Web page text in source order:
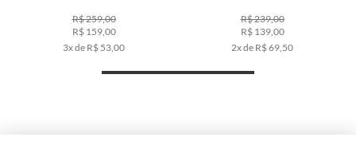
R$ 259,00
R$ 159,00
3x de R$ 53,00
R$ 239,00
R$ 139,00
2x de R$ 69,50